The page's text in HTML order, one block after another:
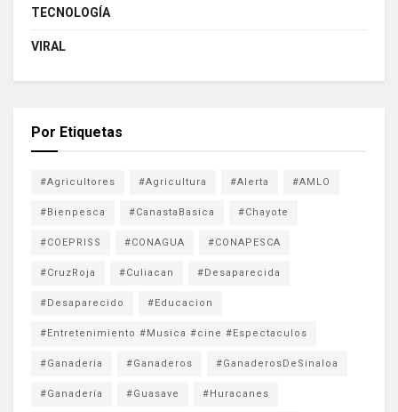
TECNOLOGÍA
VIRAL
Por Etiquetas
#Agricultores #Agricultura #Alerta #AMLO
#Bienpesca #CanastaBasica #Chayote
#COEPRISS #CONAGUA #CONAPESCA
#CruzRoja #Culiacan #Desaparecida
#Desaparecido #Educacion
#Entretenimiento #Musica #cine #Espectaculos
#Ganaderia #Ganaderos #GanaderosDeSinaloa
#Ganadería #Guasave #Huracanes